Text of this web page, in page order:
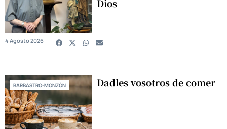
Dios
4 Agosto 2026
BARBASTRO-MONZÓN Dadles vosotros de comer